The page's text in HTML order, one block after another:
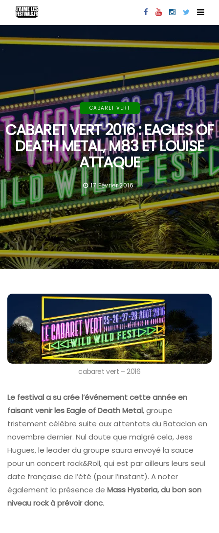
CABARET VERT
CABARET VERT 2016 : EAGLES OF
DEATH METAL, M83 ET LOUISE
ATTAQUE
17 Février 2016
cabaret vert – 2016
Le festival a su crée l’événement cette année en
faisant venir les Eagleof Death Metal, groupe
tristement célèbre suite aux attentats du Bataclan en
novembre dernier. Nul doute que malgré cela, Jess
Hugues, le leader du groupe saura envoyé la sauce
pour un concert rock&Roll, qui est par ailleurs leurs seul
date française de l’été (pour l’instant). A noter
également la présence de Mass Hysteria, du bon son
niveau rock à prévoir donc.